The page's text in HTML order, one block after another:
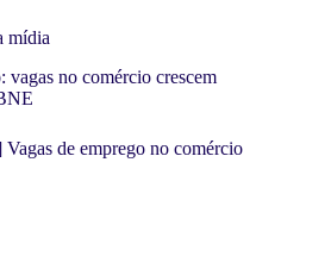
mídia
no comércio crescem
de emprego no comércio